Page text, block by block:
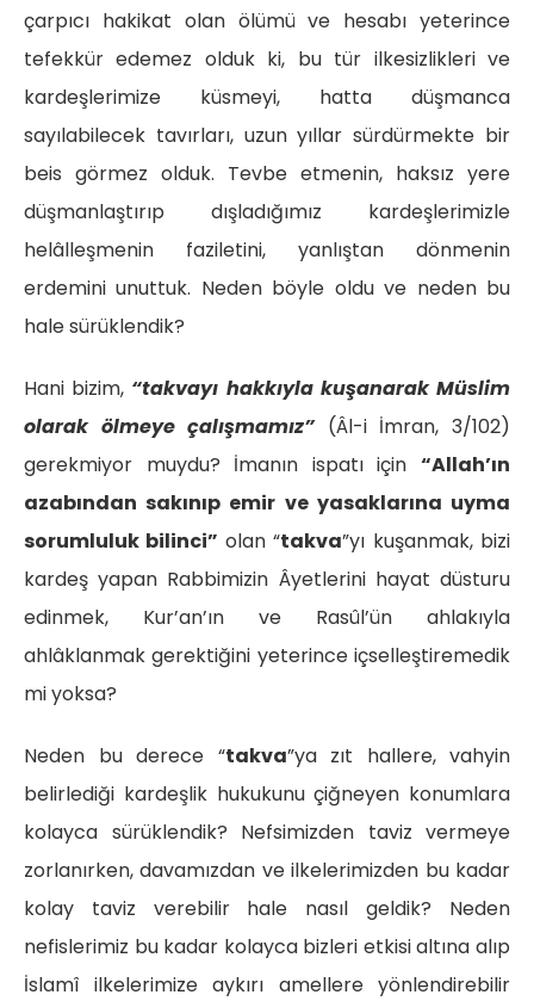
çarpıcı hakikat olan ölümü ve hesabı yeterince
tefekkür edemez olduk ki, bu tür ilkesizlikleri ve
kardeşlerimize küsmeyi, hatta düşmanca
sayılabilecek tavırları, uzun yıllar sürdürmekte bir
beis görmez olduk. Tevbe etmenin, haksız yere
düşmanlaştırıp dışladığımız kardeşlerimizle
helâlleşmenin faziletini, yanlıştan dönmenin
erdemini unuttuk. Neden böyle oldu ve neden bu
hale sürüklendik?
Hani bizim, “takvayı hakkıyla kuşanarak Müslim
olarak ölmeye çalışmamız”(Âl-i İmran, 3/102)
gerekmiyor muydu? İmanın ispatı için “Allah’ın
azabından sakınıp emir ve yasaklarına uyma
sorumluluk bilinci” olan “takva”yı kuşanmak, bizi
kardeş yapan Rabbimizin Âyetlerini hayat düsturu
edinmek, Kur’an’ın ve Rasûl’ün ahlakıyla
ahlâklanmak gerektiğini yeterince içselleştiremedik
mi yoksa?
Neden bu derece “takva”ya zıt hallere, vahyin
belirlediği kardeşlik hukukunu çiğneyen konumlara
kolayca sürüklendik? Nefsimizden taviz vermeye
zorlanırken, davamızdan ve ilkelerimizden bu kadar
kolay taviz verebilir hale nasıl geldik? Neden
nefislerimiz bu kadar kolayca bizleri etkisi altına alıp
İslamî ilkelerimize aykırı amellere yönlendirebilir